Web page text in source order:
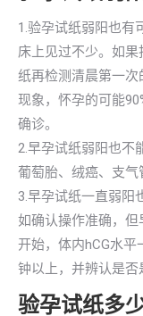
1.验孕试纸弱阳也有
床上见过不少。如
纸再检测清晨第一
现象，怀孕的可能
确诊。
2.早孕试纸弱阳也不
葡萄胎、绒癌、支气
3.早孕试纸一直弱阳
如确认操作准确，但
开始，体内hCG水
钟以上，并辨认是否
验孕试纸多